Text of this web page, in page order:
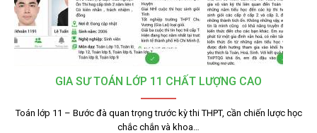
GIA SƯ TOÁN LỚP 11 CHẤT LƯỢNG CAO
Toán lớp 11 – Bước đà quan trọng trước kỳ thi THPT, cần chiến lược học
chắc chắn và khoa…